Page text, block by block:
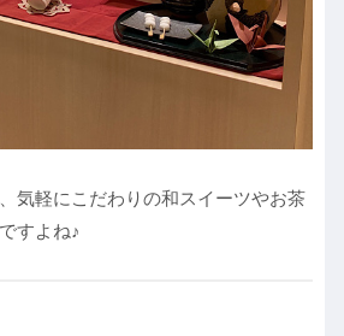
気軽にこだわりの和スイーツやお茶
すよね♪